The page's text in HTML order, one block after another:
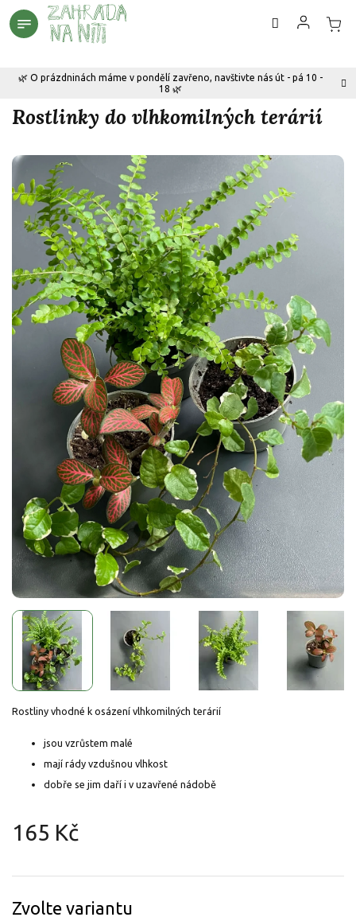
Přejít
na
🌿 O prázdninách máme v pondělí zavřeno, navštivte nás út - pá 10 -
18 🌿
Rostlinky do vlhkomilných terárií
165 Kč
cena:
Zvolte variantu
Rostliny vhodné k osázení vlhkomilných terárií
jsou vzrůstem malé
mají rády vzdušnou vlhkost
dobře se jim daří i v uzavřené nádobě